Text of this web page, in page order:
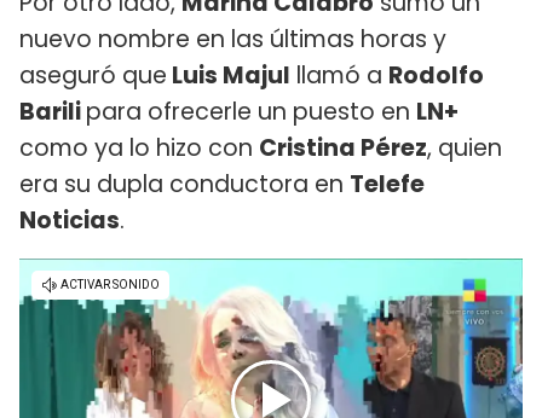
nuevo nombre en las últimas horas y
aseguró que Luis Majul llamó a Rodolfo
Barilipara ofrecerle un puesto en LN+
como ya lo hizo con Cristina Pérez, quien
era su dupla conductora en Telefe
Noticias.